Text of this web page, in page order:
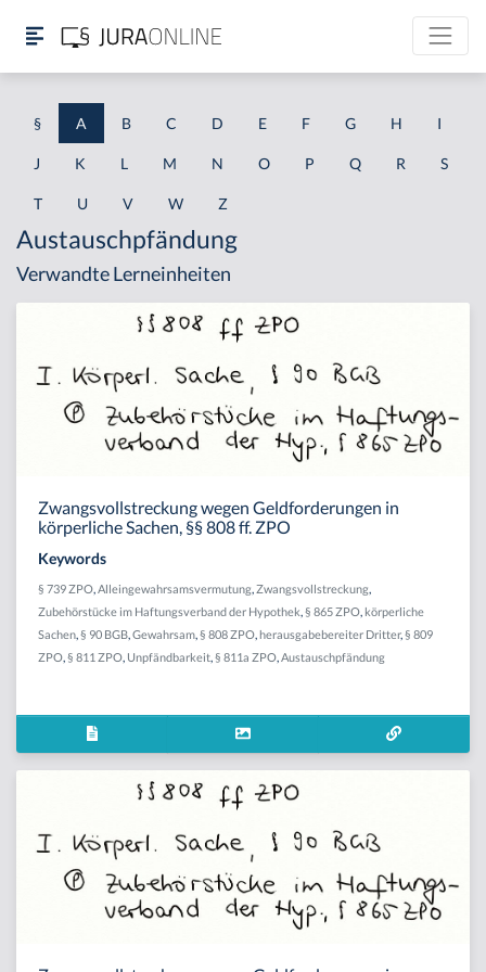
§ A B C D E F G H I
J K L M N O P Q R S
T U V W Z
Austauschpfändung
Verwandte Lerneinheiten
Zwangsvollstreckung wegen Geldforderungen in
körperliche Sachen, §§ 808 ff. ZPO
Keywords
§ 739 ZPO Alleingewahrsamsvermutung Zwangsvollstreckung
Zubehörstücke im Haftungsverband der Hypothek § 865 ZPO körperliche
Sachen § 90 BGB Gewahrsam § 808 ZPO herausgabebereiter Dritter, § 809
ZPO § 811 ZPO Unpfändbarkeit § 811a ZPO Austauschpfändung